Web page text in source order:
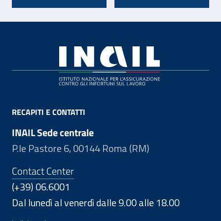
RECAPITI E CONTATTI
INAIL Sede centrale
P.le Pastore 6, 00144 Roma (RM)
Contact Center
(+39) 06.6001
Dal lunedì al venerdì dalle 9.00 alle 18.00